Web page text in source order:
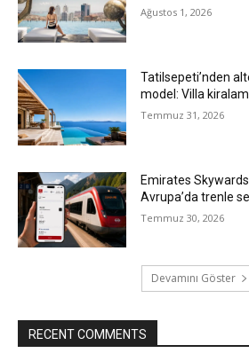
Ağustos 1, 2026
Tatilsepeti’nden
model: Villa
Temmuz 31, 2026
Emirates
Avrupa’da trenle
Temmuz 30, 2026
Devamını Göster
RECENT COMMENTS